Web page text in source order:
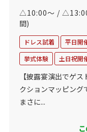
△10:00～ /
間)
ドレス試着 平日開
挙式体験
土日祝開
【披露宴演出でゲ
クションマッピング
まさに...